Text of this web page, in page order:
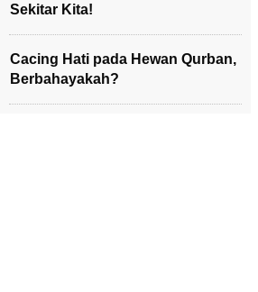
Sekitar Kita!
Cacing Hati pada Hewan Qurban,
Berbahayakah?